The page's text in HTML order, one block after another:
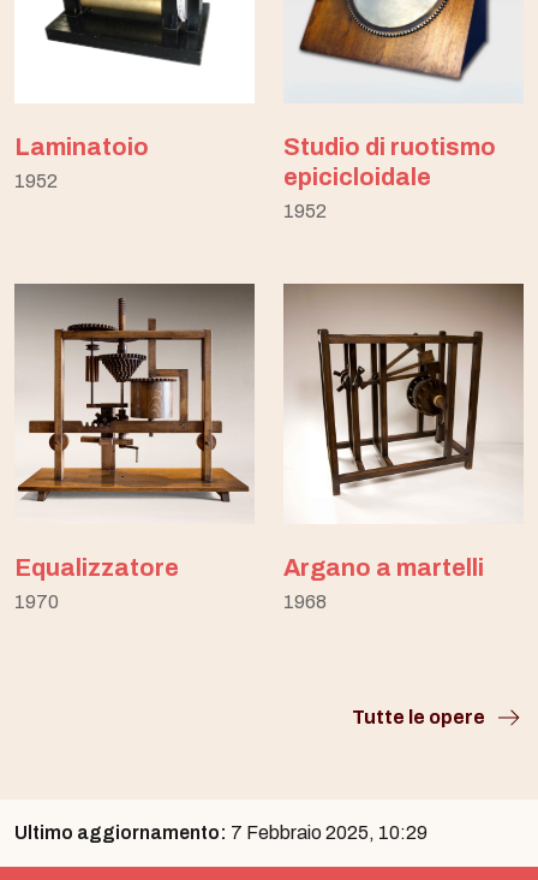
Laminatoio
1952
Studio di ruotismo
epicicloidale
1952
Equalizzatore
1970
Argano a martelli
1968
Tutte le opere
Ultimo aggiornamento: 7 Febbraio 2025, 10:29